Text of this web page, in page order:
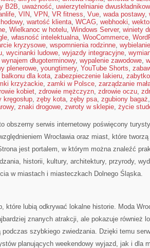
B2B, uważność, uwierzytelnianie
, VIN, VPN, VR fitness, Vue, wada postawy,
, wartość klienta, WCAG, webhooki,
, Wielkanoc w hotelu, Windows Server, winiety
, własność intelektualna, WooCommerce,
kryzysowe, wspomnienia rodzinne,
, wycinanki ludowe, wyjazdy integracyjne,
wynajem długoterminowy, wypalenie zawodowe,
plenerowe, youngtimery, YouTube Shorts,
dla kota, zabezpieczenie lakieru,
krzyżackie, zamki w Polsce, zarządzanie
kobiet, zdrowie mężczyzn, zdrowie oczu,
kręgosłup, zęby kota, zęby psa, zgubiony bagaż
, znaki drogowe, zwroty w sklepie, życie
to obszerny serwis internetowy poświęcony
Wrocławia oraz miast, które
jest portalem, w którym można znaleźć
historii, kultury, architektury, przyrody,
w miastach i miasteczkach Dolnego Śląska.
które lubią odkrywać lokalne historie. Moda
znanych atrakcji, ale pokazuje również
szybkiego zwiedzania. Dzięki temu
planujących weekendowy wyjazd, jak i dla